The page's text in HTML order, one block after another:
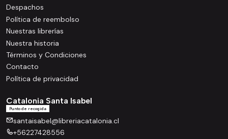
Despachos
Política de reembolso
Nuestras librerías
Nuestra historia
Términos y Condiciones
Contacto
Política de privacidad
Catalonia Santa Isabel
Punto de recogida
santaisabel@libreriacatalonia.cl
+56227428556